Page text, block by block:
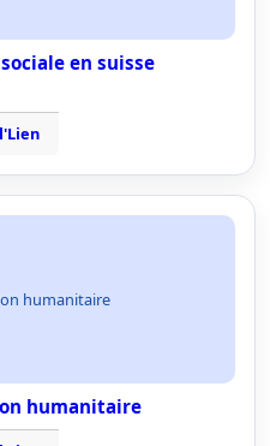
en suisse
humanitaire
humanitaire